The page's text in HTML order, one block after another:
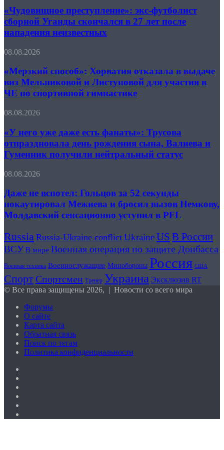
Моуринью
но
не
отменило
проблем
России
прыжкам
в
воду
экс-
футболист
сборной
Уганды
в
лет
после
нападения
неизвестных
«Чудовищное преступление»: экс-футболист
сборной Уганды скончался в 27 лет после
нападения неизвестных
«Мерзкий
Хорватия
отказала
в
выдаче
Мельниковой
Листуновой
для
участия
в
по
гимнастике
08.08.2026
«Мерзкий способ»: Хорватия отказала в выдаче
виз Мельниковой и Листуновой для участия в
ЧЕ по спортивной гимнастике
«У
уже
даже
есть
фанаты»:
отпраздновала
рождения
сына,
Валиева
и
получили
нейтральный
08.08.2026
«У него уже даже есть фанаты»: Трусова
отпраздновала день рождения сына, Валиева и
Гуменник получили нейтральный статус
Даже
вспотел:
Гольцов
за
52
нокаутировал
Межиева
и
бросил
Немкову,
Молдавский
уступил
PFL
08.08.2026
Даже не вспотел: Гольцов за 52 секунды
нокаутировал Межиева и бросил вызов Немкову,
Молдавский сенсационно уступил в PFL
Russia Russia-Ukraine conflict UkraineUS В России
ВСУ В мире Военная операция по защите Донбасса
Военная техника Военнослужащие Минобороны Россия США
СпортСпортсмен Тренер Украина Эксклюзив RT
© Все права защищены 2026, | Новости со всего мира
Форумы
О сайте
Карта сайта
Обратная связь
Поиск по тегам
Политика конфиденциальности